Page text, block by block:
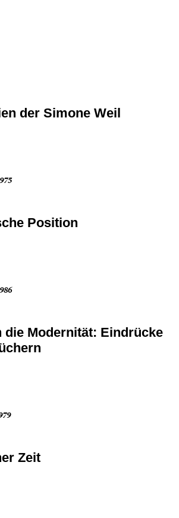
der Simone Weil
Position
die Modernität: Eindrücke
Zeit